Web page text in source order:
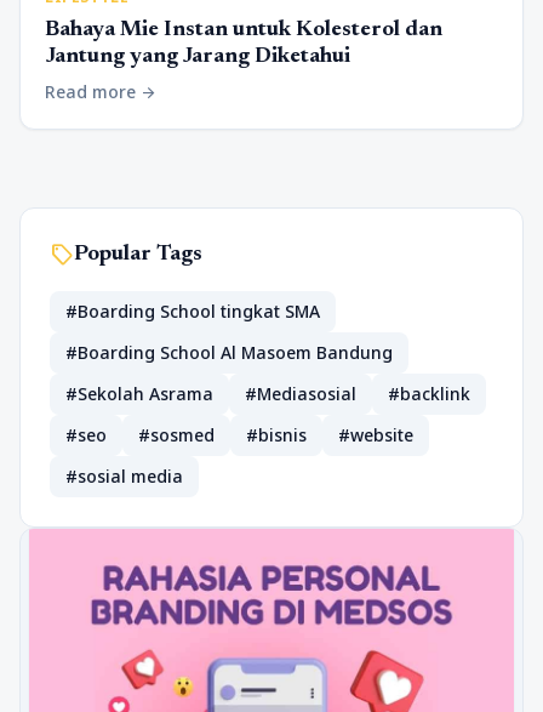
Bahaya Mie Instan untuk Kolesterol dan
Jantung yang Jarang Diketahui
Read more arrow_forward
sellPopular Tags
#Boarding School tingkat SMA
#Boarding School Al Masoem Bandung
#Sekolah Asrama
#Mediasosial
#backlink
#seo
#sosmed #bisnis
#website
#sosial media